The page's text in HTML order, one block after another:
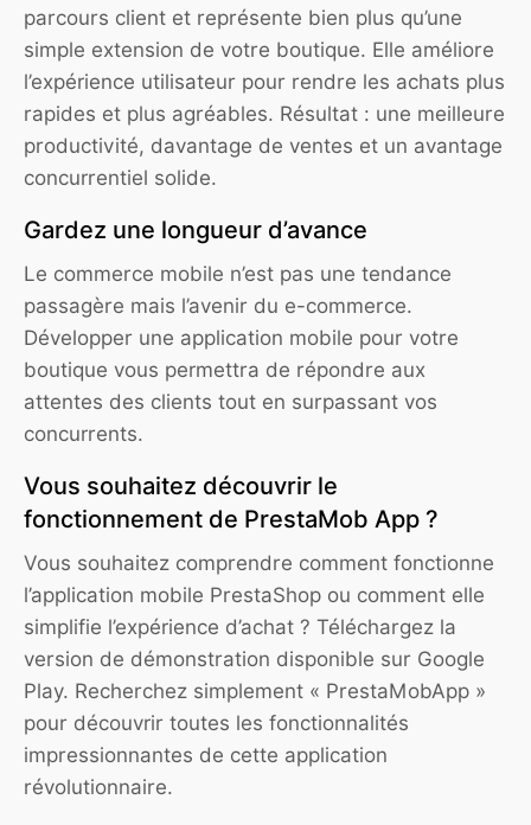
parcours client et représente bien plus qu’une
simple extension de votre boutique. Elle améliore
l’expérience utilisateur pour rendre les achats plus
rapides et plus agréables. Résultat : une meilleure
productivité, davantage de ventes et un avantage
concurrentiel solide.
Gardez une longueur d’avance
Le commerce mobile n’est pas une tendance
passagère mais l’avenir du e-commerce.
Développer une application mobile pour votre
boutique vous permettra de répondre aux
attentes des clients tout en surpassant vos
concurrents.
Vous souhaitez découvrir le
fonctionnement de PrestaMob App ?
Vous souhaitez comprendre comment fonctionne
l’application mobile PrestaShop ou comment elle
simplifie l’expérience d’achat ? Téléchargez la
version de démonstration disponible sur Google
Play. Recherchez simplement « PrestaMobApp »
pour découvrir toutes les fonctionnalités
impressionnantes de cette application
révolutionnaire.